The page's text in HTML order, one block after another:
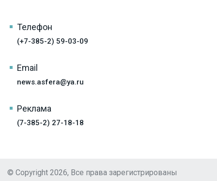
Телефон
(+7-385-2) 59-03-09
Email
news.asfera@ya.ru
Реклама
(7-385-2) 27-18-18
© Copyright 2026, Все права зарегистрированы